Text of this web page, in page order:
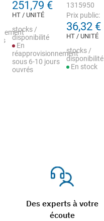
Des experts à votre
écoute
251,79 €
HT / UNITÉ
stocks /
disponibilité
En
réapprovisionnement
sous 6-10 jours
ouvrés
1315950
Prix public:
36,32 €
HT / UNITÉ
stocks /
disponibilité
En stock